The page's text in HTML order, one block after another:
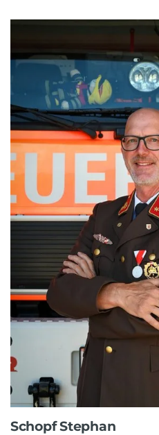
Schopf Stephan